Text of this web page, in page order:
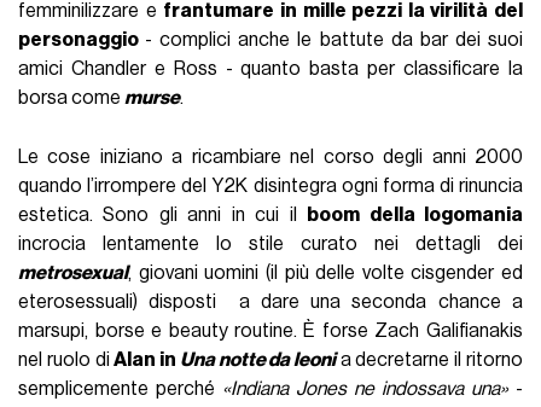
femminilizzare e frantumare in mille pezzi la virilità del
personaggio - complici anche le battute da bar dei suoi
amici Chandler e Ross - quanto basta per classificare la
borsa comemurse.
Le cose iniziano a ricambiare nel corso degli anni 2000
quando l’irrompere del Y2K disintegra ogni forma di rinuncia
estetica. Sono gli anni in cui il
boom della logomania
incrocia lentamente lo stile curato nei dettagli dei
metrosexual, giovani uomini (il più delle volte cisgender ed
eterosessuali) disposti a dare una seconda chance a
marsupi, borse e beauty routine. È forse Zach Galifianakis
nel ruolo diAlan in Una notte da leonia decretarne il ritorno
semplicemente perché «Indiana Jones ne indossava una»-